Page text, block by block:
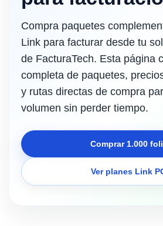
Compra paquetes
Link para facturar desde tu
de FacturaTech. Esta página
completa de paquetes,
y rutas directas de compra
volumen sin perder tiempo.
Comprar 1.000
Ver planes Link